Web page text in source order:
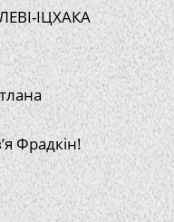
ІЦХАКА
Фрадкін!